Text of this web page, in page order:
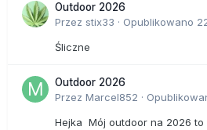
Outdoor 2026
Przez stix33 · Opublikowano
Śliczne
Outdoor 2026
Przez Marcel852 ·
Hejka Mój outdoor na 2026 to